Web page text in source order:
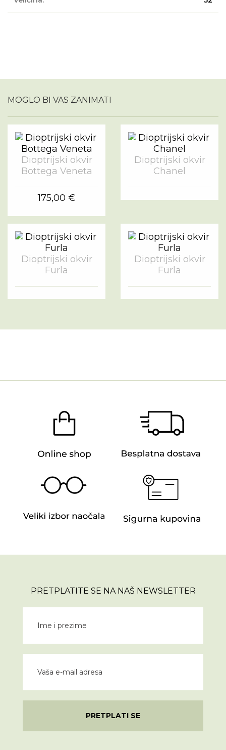
MOGLO BI VAS ZANIMATI
Dioptrijski okvir
Bottega Veneta
175,00 €
Dioptrijski okvir
Chanel
Dioptrijski okvir
Furla
Dioptrijski okvir
Furla
PRETPLATITE SE NA NAŠ NEWSLETTER
PRETPLATI SE